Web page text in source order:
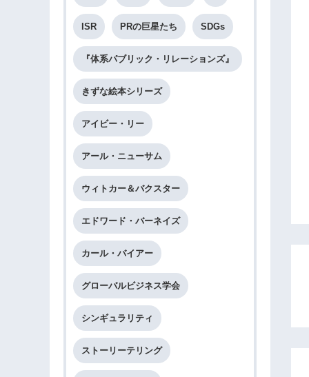
ISR PRの巨星たち SDGs
『体系パブリック・リレーションズ』
きずな絵本シリーズ
アイビー・リー
アール・ニューサム
ウィトカー＆バクスター
エドワード・バーネイズ
カール・バイアー
グローバルビジネス学会
シンギュラリティ
ストーリーテリング